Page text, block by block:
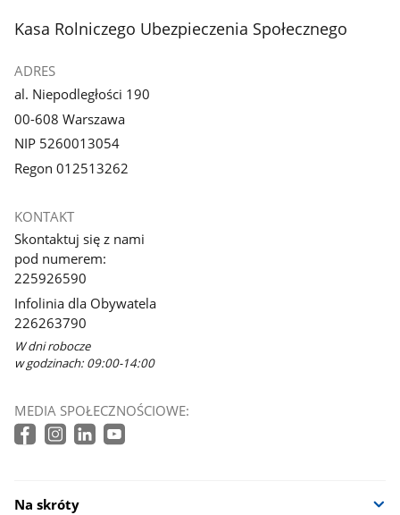
stopka
Kasa Rolniczego Ubezpieczenia Społecznego
ADRES
al. Niepodległości 190
00-608 Warszawa
NIP 5260013054
Regon 012513262
KONTAKT
Skontaktuj się z nami
pod numerem:
225926590
Infolinia dla Obywatela
226263790
W dni robocze
w godzinach: 09:00-14:00
MEDIA SPOŁECZNOŚCIOWE:
Na skróty